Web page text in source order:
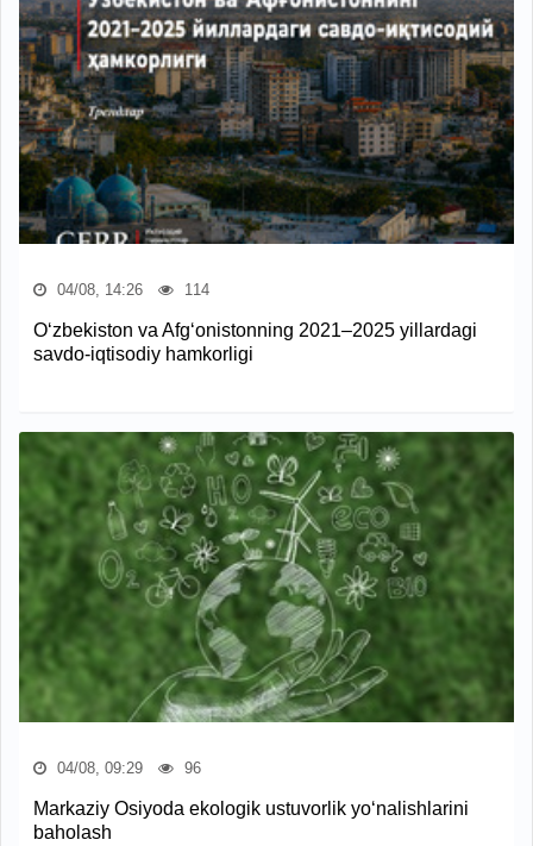
04/08, 14:26 114
O‘zbekiston va Afg‘onistonning 2021–2025 yillardagi
savdo-iqtisodiy hamkorligi
04/08, 09:29 96
Markaziy Osiyoda ekologik ustuvorlik yo‘nalishlarini
baholash